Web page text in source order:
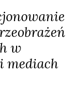
w
mediach